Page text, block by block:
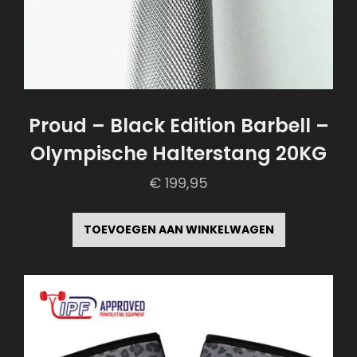
Proud – Black Edition Barbell –
Olympische Halterstang 20KG
€ 199,95
TOEVOEGEN AAN WINKELWAGEN